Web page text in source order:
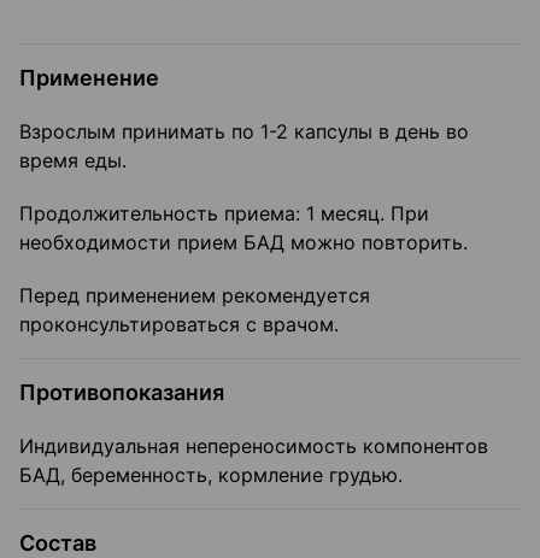
Применение
Взрослым принимать по 1-2 капсулы в день во
время еды.
Продолжительность приема: 1 месяц. При
необходимости прием БАД можно повторить.
Перед применением рекомендуется
проконсультироваться с врачом.
Противопоказания
Индивидуальная непереносимость компонентов
БАД, беременность, кормление грудью.
Состав